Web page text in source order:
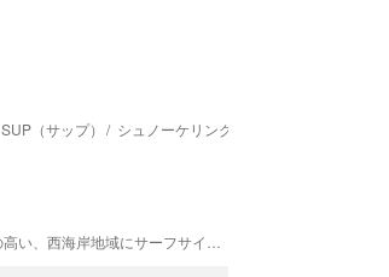
SUP（サップ） シュノーケリング